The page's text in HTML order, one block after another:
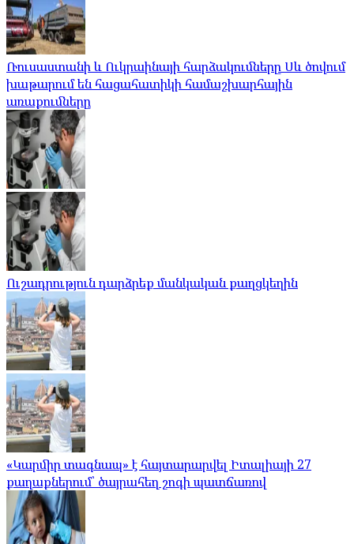
Ռուսաստանի և Ուկրաինայի հարձակումները Սև ծովում
խաթարում են հացահատիկի համաշխարհային
առաքումները
Ուշադրություն դարձրեք մանկական քաղցկեղին
«Կարմիր տագնապ» է հայտարարվել Իտալիայի 27
քաղաքներում՝ ծայրահեղ շոգի պատճառով